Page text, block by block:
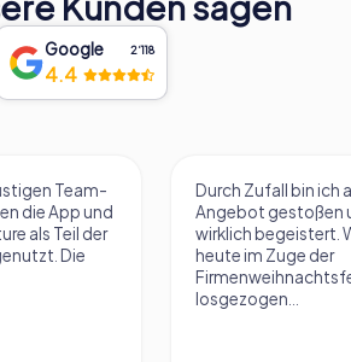
Google 2‘118
4.4
Team-
die App und
als Teil der
Die
Durch Zufall bin ich
Angebot gestoßen
wirklich begeistert.
heute im Zuge der
losgezogen...